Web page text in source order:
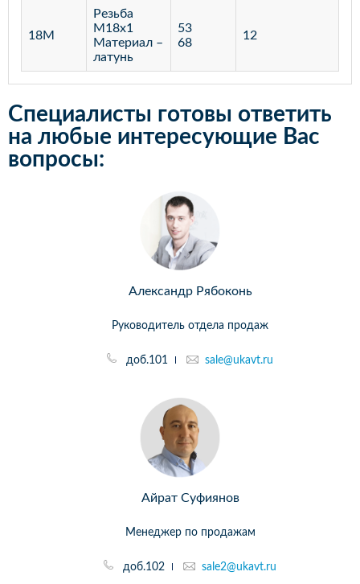
18М
Резьба
М18х1
Материал –
латунь
53
68
12
Специалисты готовы ответить
на любые интересующие Вас
вопросы:
Александр Рябоконь
Руководитель отдела продаж
доб.101 sale@ukavt.ru
Айрат Суфиянов
Менеджер по продажам
доб.102 sale2@ukavt.ru